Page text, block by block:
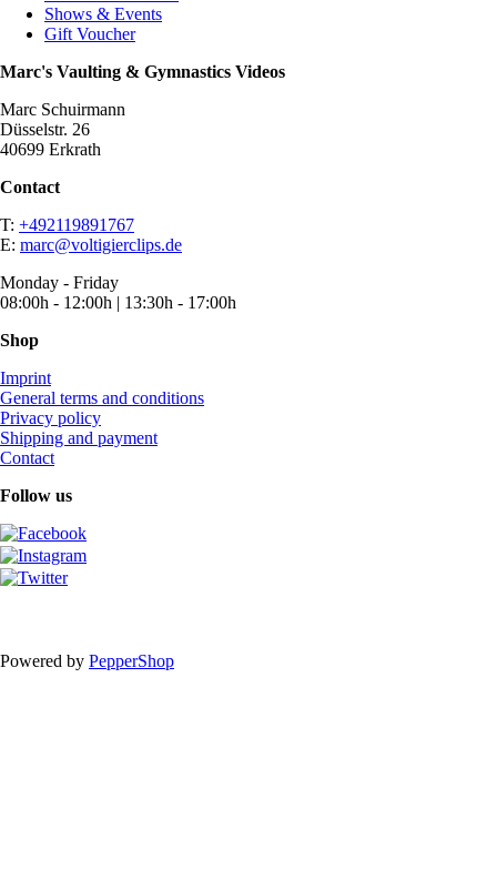
Shows & Events
Gift Voucher
Marc's Vaulting & Gymnastics Videos
Marc Schuirmann
Düsselstr. 26
40699 Erkrath
Contact
T: +492119891767
E: marc@voltigierclips.de
Monday - Friday
08:00h - 12:00h | 13:30h - 17:00h
Shop
Imprint
General terms and conditions
Privacy policy
Shipping and payment
Contact
Follow us
Powered by PepperShop